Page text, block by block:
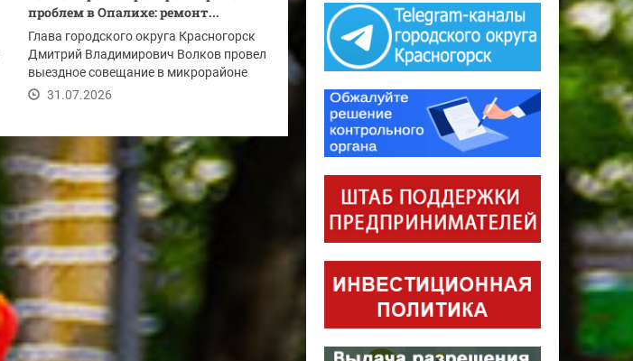
проблем в Опалихе: ремонт...
Глава городского округа Красногорск
Дмитрий Владимирович Волков провел
выездное совещание в микрорайоне
Опалиха после...
31.07.2026